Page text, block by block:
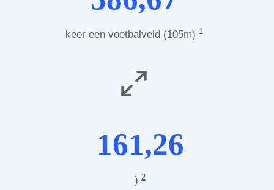
keer een voetbalveld (105m)1
161,26
) 2